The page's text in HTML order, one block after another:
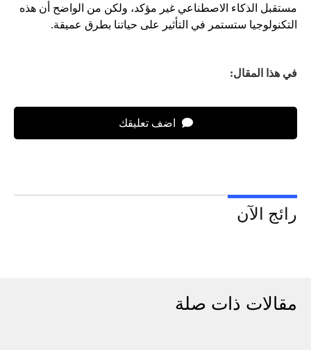
مستقبل الذكاء الاصطناعي غير مؤكد، ولكن من الواضح أن هذه
التكنولوجيا ستستمر في التأثير على حياتنا بطرق عميقة.
في هذا المقال:
اضف تعليقك
رائج الآن
مقالات ذات صلة